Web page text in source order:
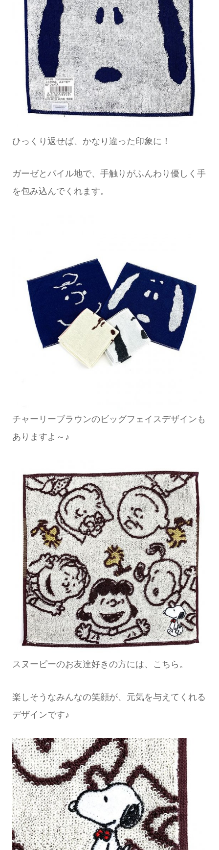
ひっくり返せば、かなり違った印象に！
ガーゼとパイル地で、手触りがふんわり優しく手
を包み込んでくれます。
チャーリーブラウンのビッグフェイスデザインも
ありますよ～♪
スヌーピーのお友達好きの方には、こちら。
楽しそうなみんなの笑顔が、元気を与えてくれる
デザインです♪